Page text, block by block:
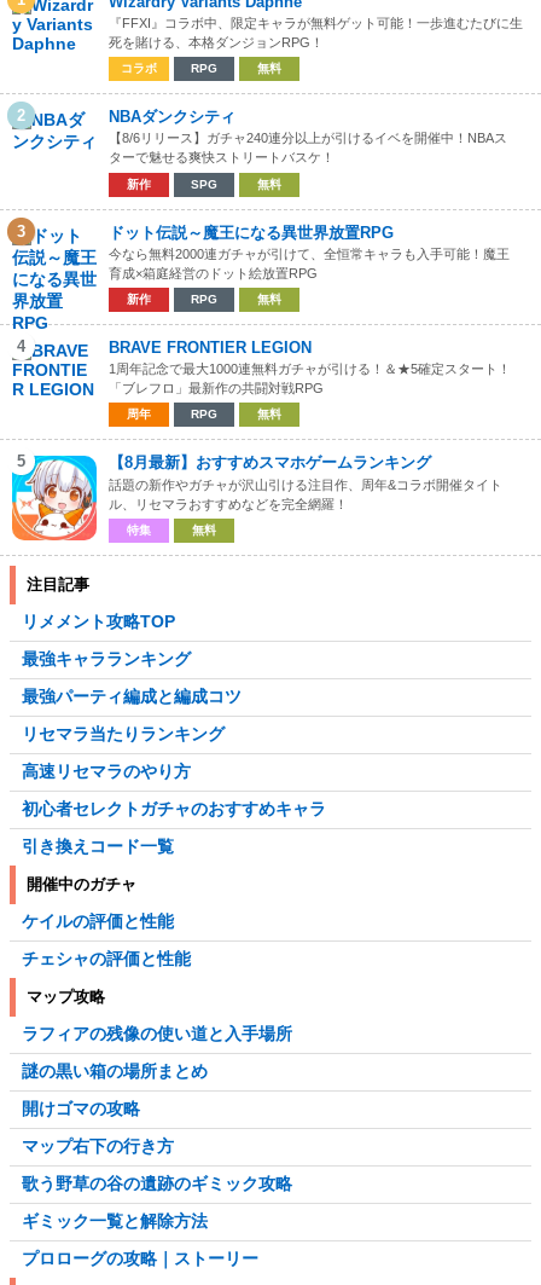
『FFXI』コラボ中、限定キャラが無料ゲット可能！一歩進むたびに生
死を賭ける、本格ダンジョンRPG！
コラボ RPG 無料
2 NBAダンクシティ
【8/6リリース】ガチャ240連分以上が引けるイベを開催中！NBAス
ターで魅せる爽快ストリートバスケ！
新作 SPG 無料
3 ドット伝説～魔王になる異世界放置RPG
今なら無料2000連ガチャが引けて、全恒常キャラも入手可能！魔王
育成×箱庭経営のドット絵放置RPG
新作 RPG 無料
4 BRAVE FRONTIER LEGION
1周年記念で最大1000連無料ガチャが引ける！＆★5確定スタート！
「ブレフロ」最新作の共闘対戦RPG
周年 RPG 無料
5 【8月最新】おすすめスマホゲームランキング
話題の新作やガチャが沢山引ける注目作、周年&コラボ開催タイト
ル、リセマラおすすめなどを完全網羅！
特集 無料
注目記事
リメメント攻略TOP
最強キャラランキング
最強パーティ編成と編成コツ
リセマラ当たりランキング
高速リセマラのやり方
初心者セレクトガチャのおすすめキャラ
引き換えコード一覧
開催中のガチャ
ケイルの評価と性能
チェシャの評価と性能
マップ攻略
ラフィアの残像の使い道と入手場所
謎の黒い箱の場所まとめ
開けゴマの攻略
マップ右下の行き方
歌う野草の谷の遺跡のギミック攻略
ギミック一覧と解除方法
プロローグの攻略｜ストーリー